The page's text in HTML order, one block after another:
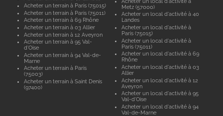
Acheter un terrain à Paris (75015)
Acheter un terrain à Paris (75011)
Acheter un terrain à 69 Rhône
Acheter un terrain à 03 Allier
Acheter un terrain à 12 Aveyron
Acheter un terrain à 95 Val-
d'Oise
Acheter un terrain à 94 Val-de-
Marne
Acheter un terrain à Paris
(75003)
Acheter un terrain à Saint Denis
(97400)
Metz (57000)
Acheter un local d'activité à 40
Landes
Acheter un local d'activité à
Paris (75015)
Acheter un local d'activité à
Paris (75011)
Acheter un local d'activité à 69
Rhône
Acheter un local d'activité à 03
Allier
Acheter un local d'activité à 12
Aveyron
Acheter un local d'activité à 95
Val-d'Oise
Acheter un local d'activité à 94
Val-de-Marne